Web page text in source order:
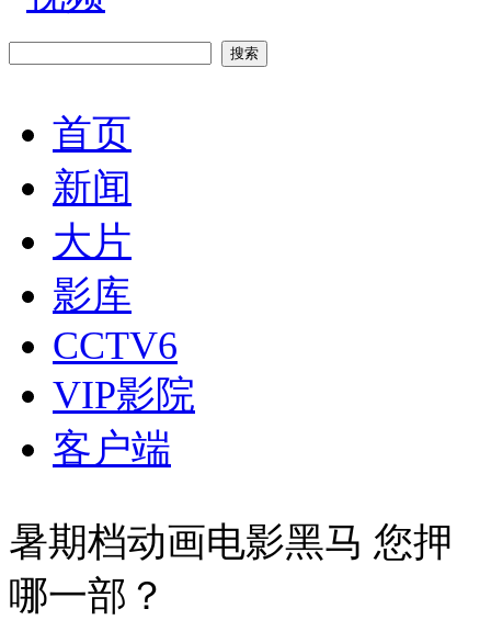
首页
新闻
大片
影库
CCTV6
VIP影院
客户端
暑期档动画电影黑马 您押
哪一部？